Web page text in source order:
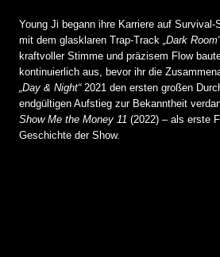
Young Ji begann ihre Karriere auf Survival-
mit dem glasklaren Trap-Track „Dark Room“
kraftvoller Stimme und präzisem Flow
kontinuierlich aus, bevor ihr die
„Day & Night“2021 den ersten großen
endgültigen Aufstieg zur Bekanntheit
Show Me the Money 11 (2022) – als erste
Geschichte der Show.